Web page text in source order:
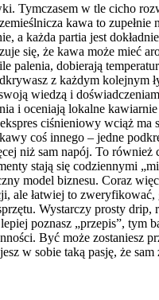
Tymczasem w tle cicho
kawa to zupełnie
a każda partia jest
się, że kawa może mieć
palenia, dobierają
z każdym kolejnym
wiedzą i
i oceniają lokalne
ciśnieniowy wciąż ma
coś innego – jedne
niż sam napój. To również
stają się codziennymi
model biznesu. Coraz
ale łatwiej to
Wystarczy prosty drip,
poznasz „przepis”, tym
Być może zostaniesz
w sobie taką pasję, że